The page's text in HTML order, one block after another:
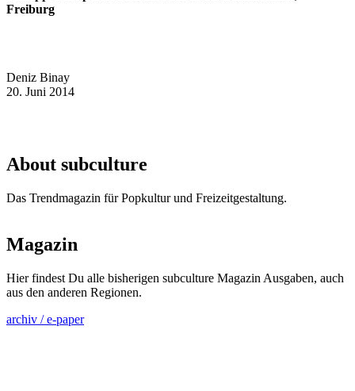
Freiburg
Deniz Binay
20. Juni 2014
About subculture
Das Trendmagazin für Popkultur und Freizeitgestaltung.
Magazin
Hier findest Du alle bisherigen subculture Magazin Ausgaben, auch
aus den anderen Regionen.
archiv / e-paper